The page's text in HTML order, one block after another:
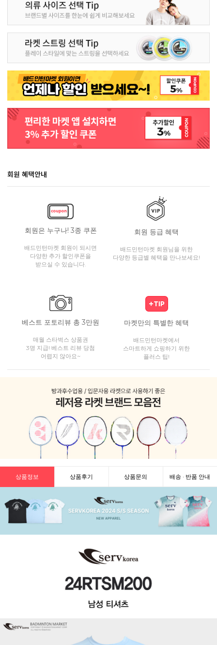
회원 혜택안내
회원은 누구나! 3종 쿠폰
배드민턴마켓 회원이 되시면
다양한 추가 할인쿠폰을
받으실 수 있습니다.
회원 등급 혜택
배드민턴마켓 회원님을 위한
다양한 등급별 혜택을 만나보세요!
베스트 포토리뷰 총 3만원
매월 스타벅스 상품권
3명 지급! 베스트 리뷰 당첨
어렵지 않아요~
마켓만의 특별한 혜택
배드민턴마켓에서
스마트하게 쇼핑하기 위한
플러스 팁!
상품정보 상품후기 상품문의 배송 · 반품 안내